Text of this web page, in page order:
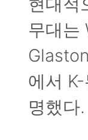
무대는
에서
명했다.